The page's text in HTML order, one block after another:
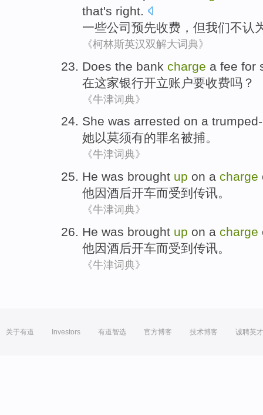
that's right.
一些公司 预先收费 ， 但我们不认
《柯林斯英汉双解大词典》
Does the bank charge a fee for
在这家银行开立账户要收费吗？
《牛津词典》
She was arrested on a trumped-
她以莫须有的罪名被捕。
《牛津词典》
He was brought up on a charge
他因酒后开车而受到传讯。
《牛津词典》
He was brought up on a charge
他因酒后开车而受到传讯。
《牛津词典》
关于有道 Investors 有道智选 官方博客 技术博客 诚聘英才